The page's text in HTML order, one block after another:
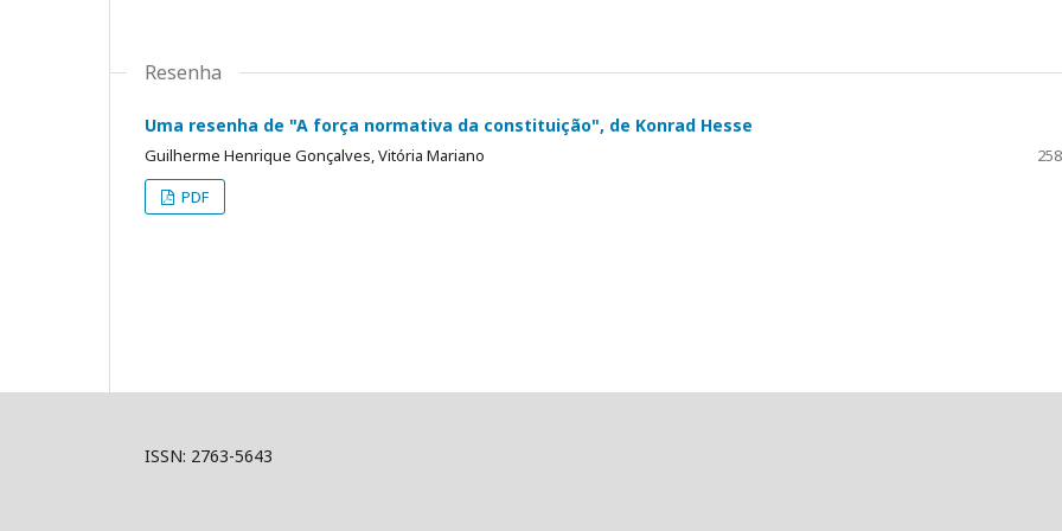
Resenha
Uma resenha de "A força normativa da constituição", de Konrad Hesse
Guilherme Henrique Gonçalves, Vitória Mariano
PDF
ISSN: 2763-5643